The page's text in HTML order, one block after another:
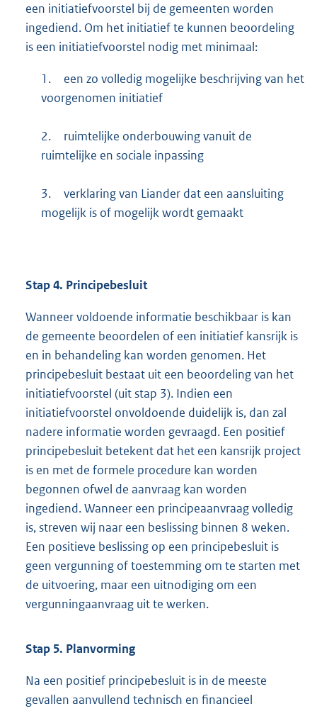
een initiatiefvoorstel bij de gemeenten worden
ingediend. Om het initiatief te kunnen beoordeling
is een initiatiefvoorstel nodig met minimaal:
1.
een zo volledig mogelijke beschrijving van het
voorgenomen initiatief
2.
ruimtelijke onderbouwing vanuit de
ruimtelijke en sociale inpassing
3.
verklaring van Liander dat een aansluiting
mogelijk is of mogelijk wordt gemaakt
Stap 4. Principebesluit
Wanneer voldoende informatie beschikbaar is kan
de gemeente beoordelen of een initiatief kansrijk is
en in behandeling kan worden genomen. Het
principebesluit bestaat uit een beoordeling van het
initiatiefvoorstel (uit stap 3). Indien een
initiatiefvoorstel onvoldoende duidelijk is, dan zal
nadere informatie worden gevraagd. Een positief
principebesluit betekent dat het een kansrijk project
is en met de formele procedure kan worden
begonnen ofwel de aanvraag kan worden
ingediend. Wanneer een principeaanvraag volledig
is, streven wij naar een beslissing binnen 8 weken.
Een positieve beslissing op een principebesluit is
geen vergunning of toestemming om te starten met
de uitvoering, maar een uitnodiging om een
vergunningaanvraag uit te werken.
Stap 5. Planvorming
Na een positief principebesluit is in de meeste
gevallen aanvullend technisch en financieel